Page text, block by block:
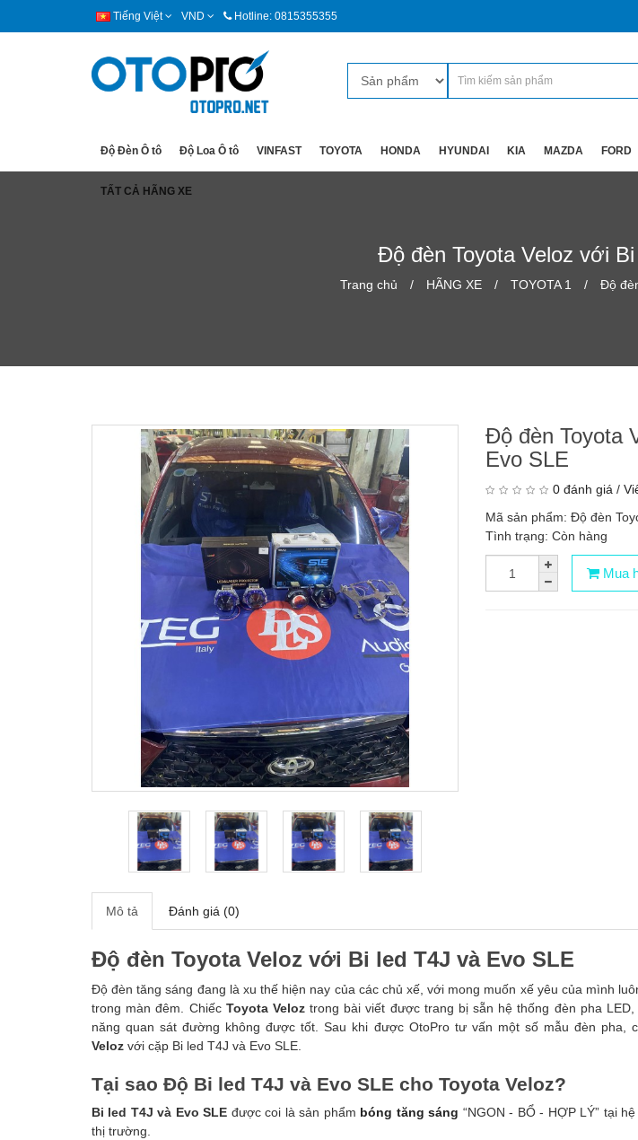
Tiếng Việt VND Hotline: 0815355355
Độ Đèn Ô tô Độ Loa Ô tô VINFAST TOYOTA HONDA HYUNDAI KIA MAZDA FORD
TẤT CẢ HÃNG XE
Độ đèn Toyota Veloz với
Trang chủ HÃNG XE TOYOTA 1 Độ
Độ đèn Toyota
Evo SLE
0 đánh giá /
Mã sản phẩm: Độ đèn
Tình trạng: Còn hàng
Mua
Mô tả Đánh giá (0)
Độ đèn Toyota Veloz với Bi led T4J và Evo SLE
Độ đèn tăng sáng đang là xu thế hiện nay của các chủ xế, với mong muốn xế yêu của mình
trong màn đêm. Chiếc Toyota Veloztrong bài viết được trang bị sẵn hệ thống đèn pha
năng quan sát đường không được tốt. Sau khi được OtoPro tư vấn một số mẫu đèn pha,
Veloz với cặp Bi led T4J và Evo SLE.
Tại sao Độ Bi led T4J và Evo SLE cho Toyota Veloz?
Bi led T4J và Evo SLE được coi là sản phẩm bóng tăng sáng “NGON - BỔ - HỢP LÝ” tại
thị trường.